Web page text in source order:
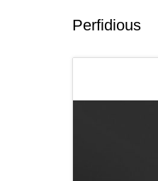
Perfidious